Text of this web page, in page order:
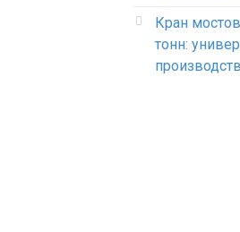
Кран
тонн: